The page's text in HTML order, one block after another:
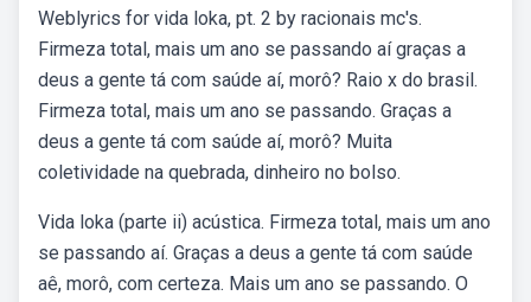
Weblyrics for vida loka, pt. 2 by racionais mc's.
Firmeza total, mais um ano se passando aí graças a
deus a gente tá com saúde aí, morô? Raio x do brasil.
Firmeza total, mais um ano se passando. Graças a
deus a gente tá com saúde aí, morô? Muita
coletividade na quebrada, dinheiro no bolso.
Vida loka (parte ii) acústica. Firmeza total, mais um ano
se passando aí. Graças a deus a gente tá com saúde
aê, morô, com certeza. Mais um ano se passando. O